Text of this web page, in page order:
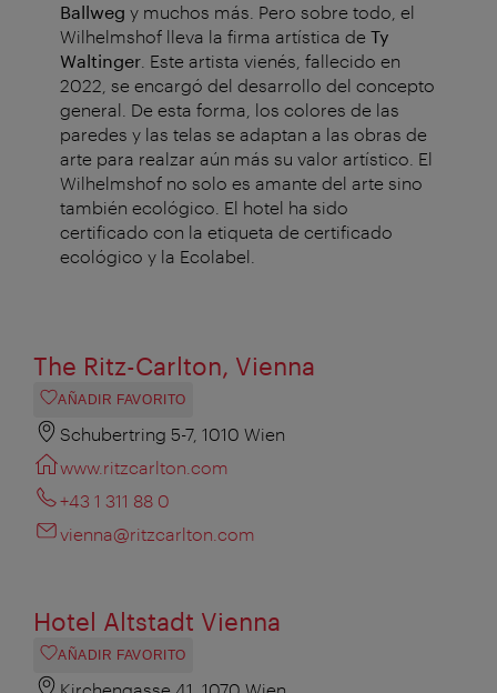
Ballweg y muchos más. Pero sobre todo, el
Wilhelmshof lleva la firma artística de Ty
Waltinger . Este artista vienés, fallecido en
2022, se encargó del desarrollo del concepto
general. De esta forma, los colores de las
paredes y las telas se adaptan a las obras de
arte para realzar aún más su valor artístico. El
Wilhelmshof no solo es amante del arte sino
también ecológico. El hotel ha sido
certificado con la etiqueta de certificado
ecológico y la Ecolabel.
The Ritz-Carlton, Vienna
AÑADIR FAVORITO
Schubertring 5-7, 1010 Wien
www.ritzcarlton.com
+43 1 311 88 0
vienna@ritzcarlton.com
Hotel Altstadt Vienna
AÑADIR FAVORITO